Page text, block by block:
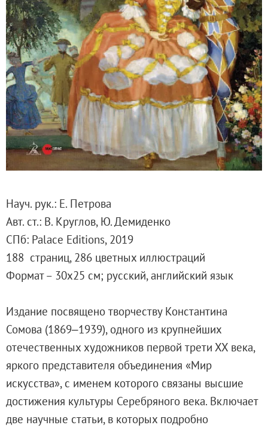
Русское искусство второй половины
Русское народное искусство XVII-XXI
Будущие выставки
Выездные выставки
Садко
Михаил Нестеров
Архив выставок
Степан Эрьзя – скульптор мира. К
Эпоха Императора Александра III и её
Архип Куинджи. Иллюзия света
Наш авангард
Фёдор Васильев. К 175-летию со дня
Посетителям
Справочная информация
Адреса и часы работы
Правила покупки и возврата билетов
Правила посещения музея
Высказать мнение / Сообщить о проблеме
Экскурсии
Лекции и абонементы
Лекторий
Лекции
Науч. рук.: Е. Петрова
Авт. ст.: В. Круглов, Ю. Демиденко
СПб: Palace Editions, 2019
188 страниц, 286 цветных иллюстраций
Формат – 30х25 см; русский, английский язык
Издание посвящено творчеству Константина
Сомова (1869‒1939), одного из крупнейших
отечественных художников первой трети ХХ века,
яркого представителя объединения «Мир
искусства», с именем которого связаны высшие
достижения культуры Серебряного века. Включает
две научные статьи, в которых подробно